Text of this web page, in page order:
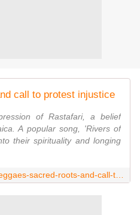
call to protest injustice
of Rastafari, a belief
A popular song, 'Rivers of
their spirituality and longing